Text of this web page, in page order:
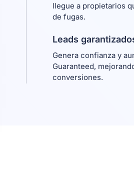
llegue a propietarios
de fugas.
Leads
Genera confianza y
Guaranteed,
conversiones.